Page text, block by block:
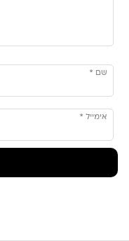
שם *
אימייל *